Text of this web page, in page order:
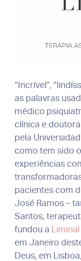
“Incrível”,
as palavras
médico
clínica e
pela
como tem sido
experiências
pacientes com
José Ramos –
Santos,
fundou a
em Janeiro
Deus, em